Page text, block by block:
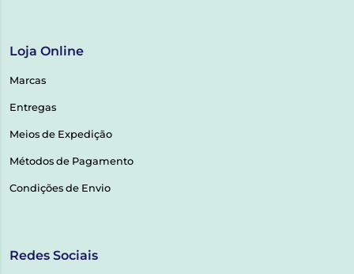
Loja Online
Marcas
Entregas
Meios de Expedição
Métodos de Pagamento
Condições de Envio
Redes Sociais